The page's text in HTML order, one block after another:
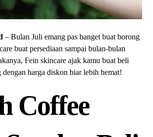
– Bulan Juli emang pas banget buat borong
buat persediaan sampai bulan-bulan
Fein skincare ajak kamu buat beli
harga diskon biar lebih hemat!
Coffee